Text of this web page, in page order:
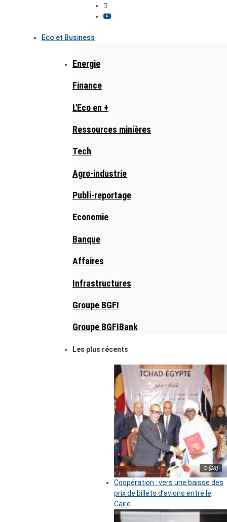
Eco et Business
Energie
Finance
L'Eco en +
Ressources minières
Tech
Agro-industrie
Publi-reportage
Economie
Banque
Affaires
Infrastructures
Groupe BGFI
Groupe BGFIBank
Les plus récents
© (DR)
Coopération : vers une baisse des
prix de billets d’avions entre le
Caire